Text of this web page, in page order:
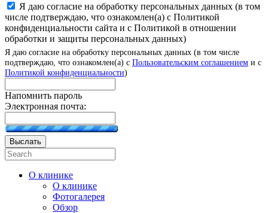
Я даю согласие на обработку персональных данных (в том
числе подтверждаю, что ознакомлен(а) с Политикой
конфиденциальности сайта и с Политикой в отношении
обработки и защиты персональных данных)
Я даю согласие на обработку персональных данных (в том числе
подтверждаю, что ознакомлен(а) с Пользовательским соглашением и с
Политикой конфиденциальности)
Напомнить пароль
Электронная почта:
Выслать
О клинике
О клинике
Фотогалерея
Обзор